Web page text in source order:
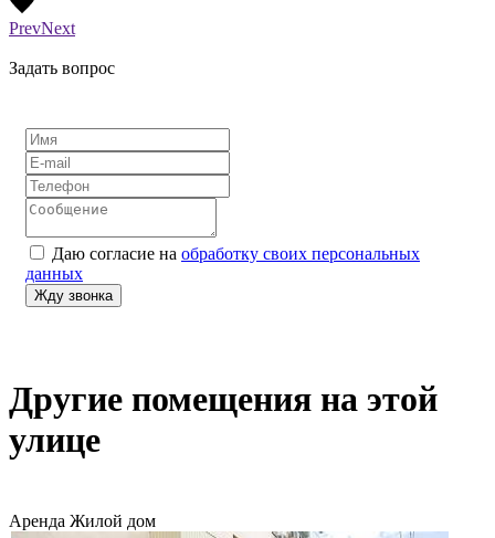
PrevNext
Задать вопрос
Даю согласие на обработку своих персональных
данных
Другие помещения на этой
улице
Аренда Жилой дом